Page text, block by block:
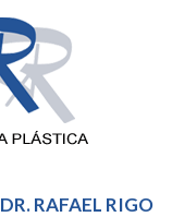
DR. RAFAEL RIGO